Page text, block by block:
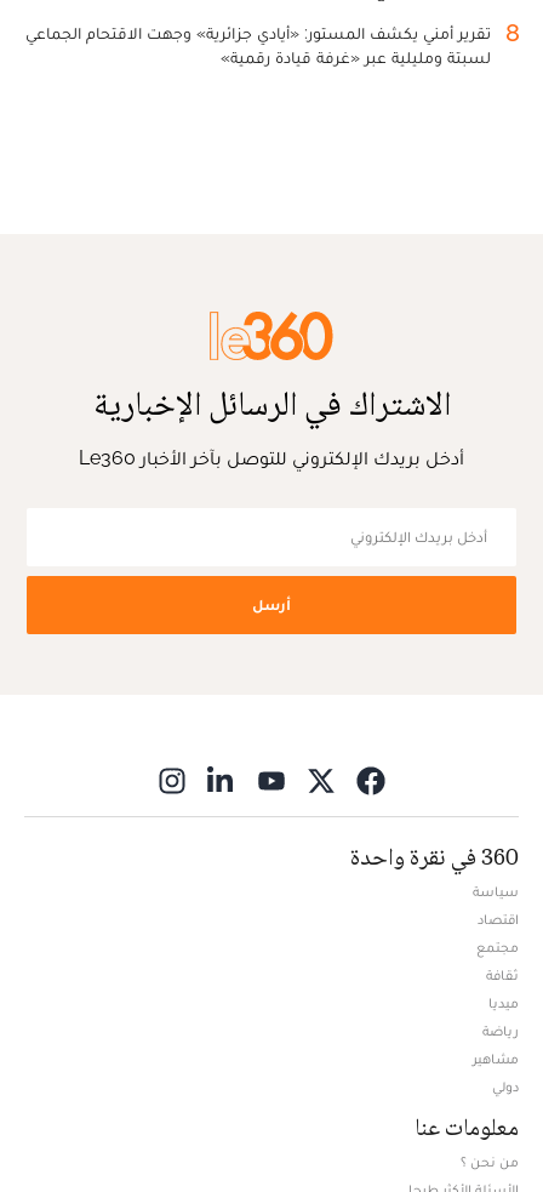
8
تقرير أمني يكشف المستور: «أيادي جزائرية» وجهت الاقتحام الجماعي
لسبتة ومليلية عبر «غرفة قيادة رقمية»
الاشتراك في الرسائل الإخبارية
أدخل بريدك الإلكتروني للتوصل بآخر الأخبار Le360
أرسل
360 في نقرة واحدة
سياسة
اقتصاد
مجتمع
ثقافة
ميديا
رياضة
مشاهير
دولي
معلومات عنا
من نحن ؟